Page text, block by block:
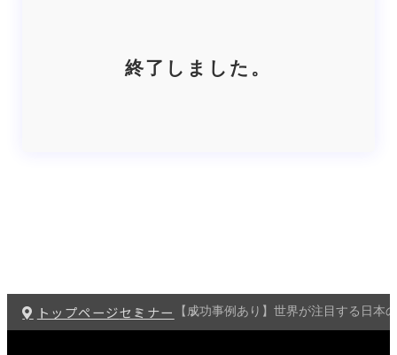
終了しました。
トップページセミナー 【成功事例あり】世界が注目する日